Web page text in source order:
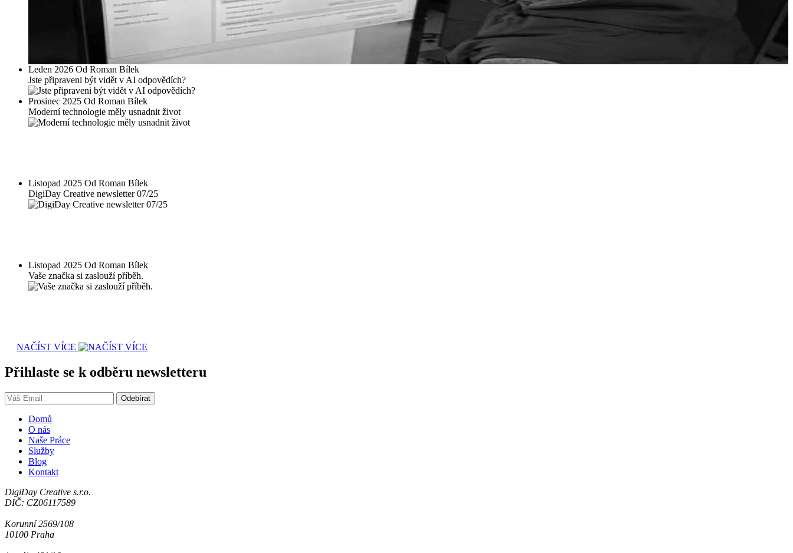
Leden 2026 Od Roman Bílek
Jste připraveni být vidět v AI odpovědích?
Prosinec 2025 Od Roman Bílek
Moderní technologie měly usnadnit život
Listopad 2025 Od Roman Bílek
DigiDay Creative newsletter 07/25
Listopad 2025 Od Roman Bílek
Vaše značka si zaslouží příběh.
NAČÍST VÍCE
Přihlaste se k odběru newsletteru
Domů
O nás
Naše Práce
Služby
Blog
Kontakt
DigiDay Creative s.r.o.
DIČ: CZ06117589
Korunní 2569/108
10100 Praha